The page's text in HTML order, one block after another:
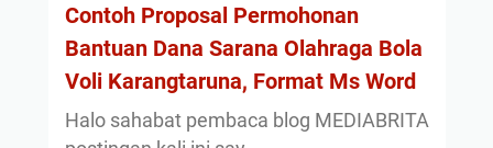
Contoh Proposal Permohonan
Bantuan Dana Sarana Olahraga Bola
Voli Karangtaruna, Format Ms Word
Halo sahabat pembaca blog MEDIABRITA